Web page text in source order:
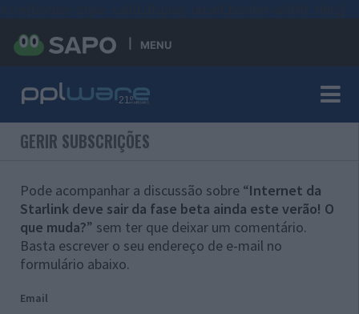
MENU
GERIR SUBSCRIÇÕES
Pode acompanhar a discussão sobre “Internet da
Starlink deve sair da fase beta ainda este verão! O
que muda?” sem ter que deixar um comentário.
Basta escrever o seu endereço de e-mail no
formulário abaixo.
Email